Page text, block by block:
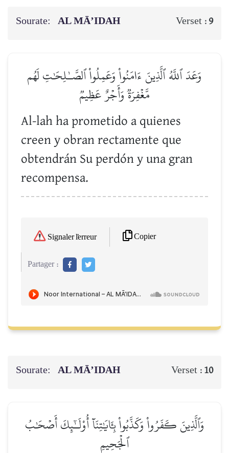
Sourate: AL MĀ’IDAH Verset : 9
وَعَدَ ٱللَّهُ ٱلَّذِينَ ءَامَنُواْ وَعَمِلُواْ ٱلصَّـٰلِحَٰتِ لَهُم
مَّغۡفِرَةٞ وَأَجۡرٌ عَظِيمٞ
Al-lah ha prometido a quienes
creen y obran rectamente que
obtendrán Su perdón y una gran
recompensa.
Signaler l'erreur Copier
Partager :
Sourate: AL MĀ’IDAH Verset : 10
وَٱلَّذِينَ كَفَرُواْ وَكَذَّبُواْ بِـَٔايَٰتِنَآ أُوْلَـٰٓئِكَ أَصۡحَٰبُ
ٱلۡجَحِيمِ